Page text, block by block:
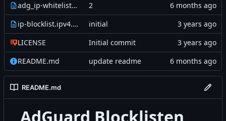
adg_ip-whitelist.ipv4.txt
2
ip-blocklist.ipv4.txt
initial
LICENSE
Initial commit
README.md
update readme
README.md